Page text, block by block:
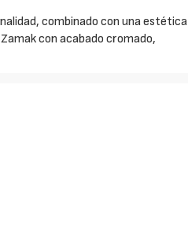
combinado con una estética
con acabado cromado,